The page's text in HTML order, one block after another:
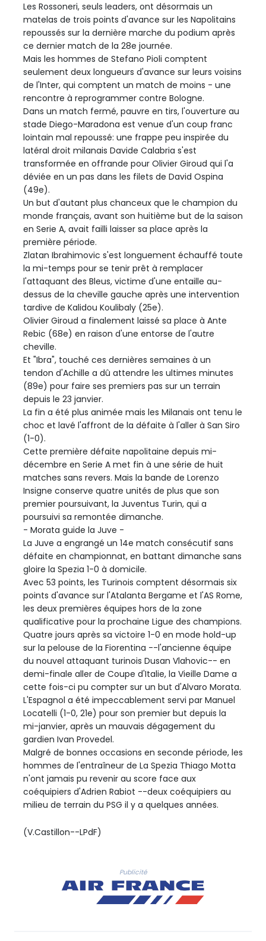
Les Rossoneri, seuls leaders, ont désormais un
matelas de trois points d'avance sur les Napolitains
repoussés sur la dernière marche du podium après
ce dernier match de la 28e journée.
Mais les hommes de Stefano Pioli comptent
seulement deux longueurs d'avance sur leurs voisins
de l'Inter, qui comptent un match de moins - une
rencontre à reprogrammer contre Bologne.
Dans un match fermé, pauvre en tirs, l'ouverture au
stade Diego-Maradona est venue d'un coup franc
lointain mal repoussé: une frappe peu inspirée du
latéral droit milanais Davide Calabria s'est
transformée en offrande pour Olivier Giroud qui l'a
déviée en un pas dans les filets de David Ospina
(49e).
Un but d'autant plus chanceux que le champion du
monde français, avant son huitième but de la saison
en Serie A, avait failli laisser sa place après la
première période.
Zlatan Ibrahimovic s'est longuement échauffé toute
la mi-temps pour se tenir prêt à remplacer
l'attaquant des Bleus, victime d'une entaille au-
dessus de la cheville gauche après une intervention
tardive de Kalidou Koulibaly (25e).
Olivier Giroud a finalement laissé sa place à Ante
Rebic (68e) en raison d'une entorse de l'autre
cheville.
Et "Ibra", touché ces dernières semaines à un
tendon d'Achille a dû attendre les ultimes minutes
(89e) pour faire ses premiers pas sur un terrain
depuis le 23 janvier.
La fin a été plus animée mais les Milanais ont tenu le
choc et lavé l'affront de la défaite à l'aller à San Siro
(1-0).
Cette première défaite napolitaine depuis mi-
décembre en Serie A met fin à une série de huit
matches sans revers. Mais la bande de Lorenzo
Insigne conserve quatre unités de plus que son
premier poursuivant, la Juventus Turin, qui a
poursuivi sa remontée dimanche.
- Morata guide la Juve -
La Juve a engrangé un 14e match consécutif sans
défaite en championnat, en battant dimanche sans
gloire la Spezia 1-0 à domicile.
Avec 53 points, les Turinois comptent désormais six
points d'avance sur l'Atalanta Bergame et l'AS Rome,
les deux premières équipes hors de la zone
qualificative pour la prochaine Ligue des champions.
Quatre jours après sa victoire 1-0 en mode hold-up
sur la pelouse de la Fiorentina --l'ancienne équipe
du nouvel attaquant turinois Dusan Vlahovic-- en
demi-finale aller de Coupe d'Italie, la Vieille Dame a
cette fois-ci pu compter sur un but d'Alvaro Morata.
L'Espagnol a été impeccablement servi par Manuel
Locatelli (1-0, 21e) pour son premier but depuis la
mi-janvier, après un mauvais dégagement du
gardien Ivan Provedel.
Malgré de bonnes occasions en seconde période, les
hommes de l'entraîneur de La Spezia Thiago Motta
n'ont jamais pu revenir au score face aux
coéquipiers d'Adrien Rabiot --deux coéquipiers au
milieu de terrain du PSG il y a quelques années.
(V.Castillon--LPdF)
Publicité